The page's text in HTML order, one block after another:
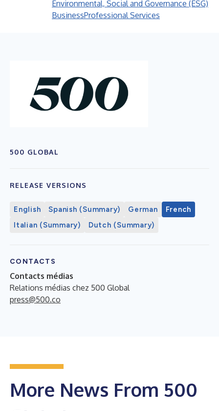
Environmental, Social and Governance (ESG)
BusinessProfessional Services
500 GLOBAL
RELEASE VERSIONS
English Spanish (Summary) German
French
Italian (Summary)
Dutch (Summary)
CONTACTS
Contacts médias
Relations médias chez 500 Global
press@500.co
More News From 500